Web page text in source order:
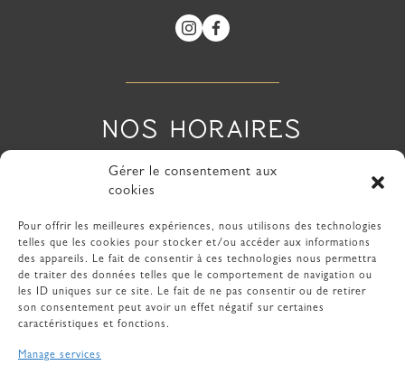
Gérer le consentement aux
cookies
Pour offrir les meilleures expériences, nous utilisons des technologies
telles que les cookies pour stocker et/ou accéder aux informations
des appareils. Le fait de consentir à ces technologies nous permettra
de traiter des données telles que le comportement de navigation ou
les ID uniques sur ce site. Le fait de ne pas consentir ou de retirer
son consentement peut avoir un effet négatif sur certaines
caractéristiques et fonctions.
Manage services
NOS HORAIRES
Lundi
Fermé
Mardi
Jeudi
10h00 – 19h00
Vendredi
10h00 – 19h00
Samedi
10h00 – 19h00
Dimanche
Fermé